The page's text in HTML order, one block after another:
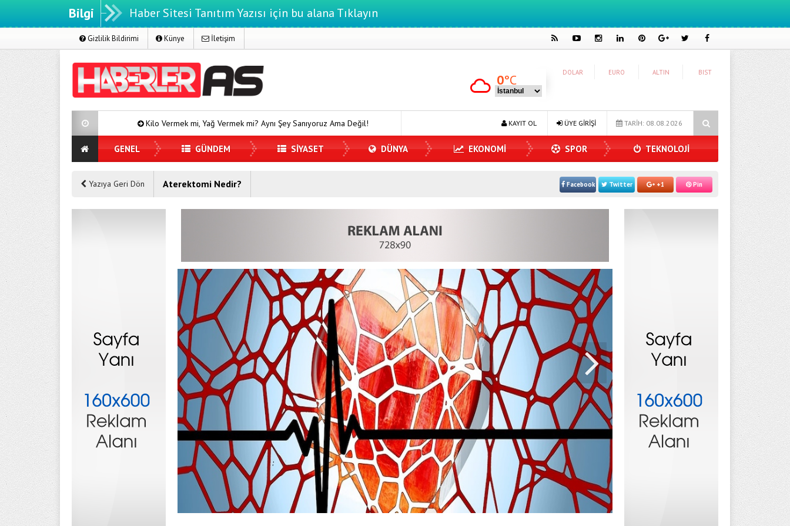
Bilgi Haber Sitesi Tanıtım Yazısı için bu alana Tıklayın
Gizlilik Bildirimi Künye İletişim
DOLAR EURO ALTIN BIST
0°C
Kilo Vermek mi, Yağ Vermek mi? Aynı Şey Sanıyoruz Ama Değil! 7 Ağustos Haftasında Vizyona Girecek Filmler Mürsel Ferhat Sağlam Tek Rumeli Tv’de Marka Atölyesi Programına
TARİH: 08.08.2026
ÜYE GİRİŞİ
KAYIT OL
GENEL GÜNDEM SİYASET DÜNYA EKONOMİ SPOR TEKNOLOJİ
Yazıya Geri Dön Aterektomi Nedir? Facebook Twitter +1 Pin